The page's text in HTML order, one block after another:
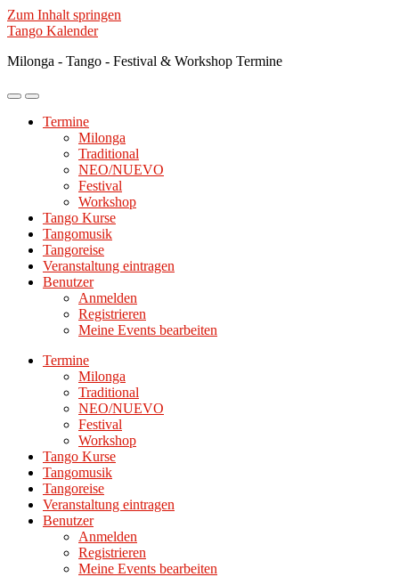
Zum Inhalt springen
Tango Kalender
Milonga - Tango - Festival & Workshop Termine
Mobile-
ein-/ausblenden
Suchfeld
ein-/ausblenden
Termine
Milonga
Traditional
NEO/NUEVO
Festival
Workshop
Tango Kurse
Tangomusik
Tangoreise
Veranstaltung eintragen
Benutzer
Anmelden
Registrieren
Meine Events bearbeiten
Termine
Milonga
Traditional
NEO/NUEVO
Festival
Workshop
Tango Kurse
Tangomusik
Tangoreise
Veranstaltung eintragen
Benutzer
Anmelden
Registrieren
Meine Events bearbeiten